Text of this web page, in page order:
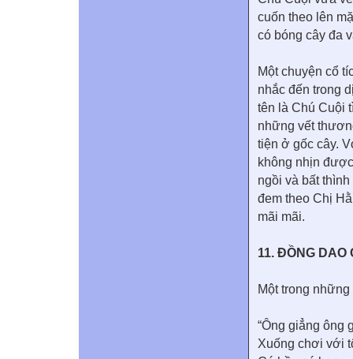
cuốn theo lên
có bóng cây đa
Một chuyện cổ
nhắc đến trong
tên là Chú Cuội
những vết
tiện ở gốc cây.
không nhịn
ngồi và bất
đem theo Chị
mãi mãi.
11. ĐỒNG DAO
Một trong
“Ông giẳng ông
Xuống chơi với